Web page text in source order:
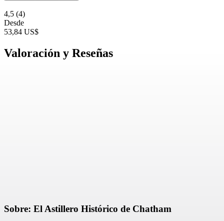
4,5 (4)
Desde
53,84 US$
Valoración y Reseñas
Sobre: El Astillero Histórico de Chatham